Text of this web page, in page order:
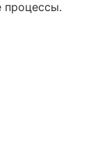
процессы.